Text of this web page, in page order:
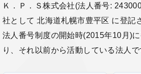
Ｋ．Ｐ．Ｓ株式会社(法人番号:
社として 北海道札幌市豊平区 に登記
法人番号制度の開始時(2015年10月)
り、それ以前から活動している法人で